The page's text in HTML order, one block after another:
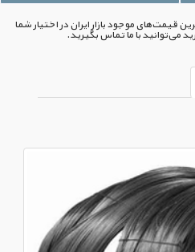
قیمت‌های موجود بازار ایران در اختیار شما
می‌توانید با ما تماس بگیرید.